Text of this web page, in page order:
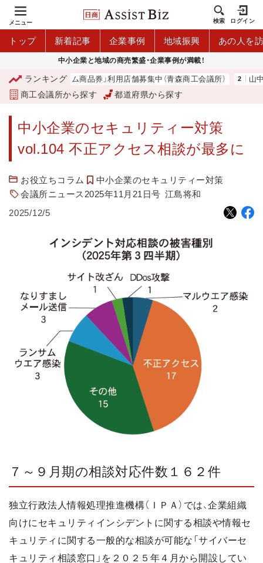
メニュー 検索 ログイン
トップ 新着記事 企業事例 地域振興 あの人を
中小企業と地域の商売繁盛・企業事例が満載！
ランキング
青森市プレミアム商品券」利用店舗募集中（青森商工会議所） 山中伸
商工会議所から探す 都道府県から探す
中小企業のセキュリティー対策
vol.104 不正アクセス相談が最多に
お役立ちコラム
中小企業のセキュリティー対策
会議所ニュース2025年11月21日号 江島将和
2025/12/5
７～９月期の相談対応件数１６２件
独立行政法人情報処理推進機構（ＩＰＡ）では、企業組織
向けにセキュリティインシデントに関する相談や情報セ
キュリティに関する一般的な相談が可能な「サイバーセ
キュリティ相談窓口」を２０２５年４月から開設してい